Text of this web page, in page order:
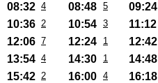
08:32 4 08:48 5 09:24
10:36 2 10:54 3 11:12
12:06 7 12:24 1 12:42
13:54 4 14:30 1 14:48
15:42 2 16:00 4 16:18